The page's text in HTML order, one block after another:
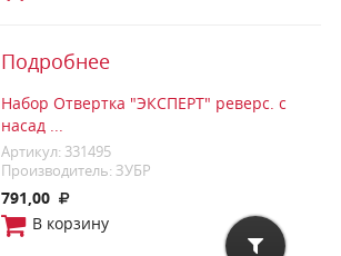
Подробнее
Набор Отвертка "ЭКСПЕРТ" реверс. с
насад ...
Артикул: 331495
Производитель: ЗУБР
791,00
В корзину